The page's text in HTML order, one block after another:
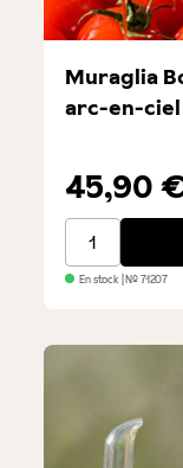
Muraglia
arc-en-ciel
45,90
Muraglia
En stock | №71207